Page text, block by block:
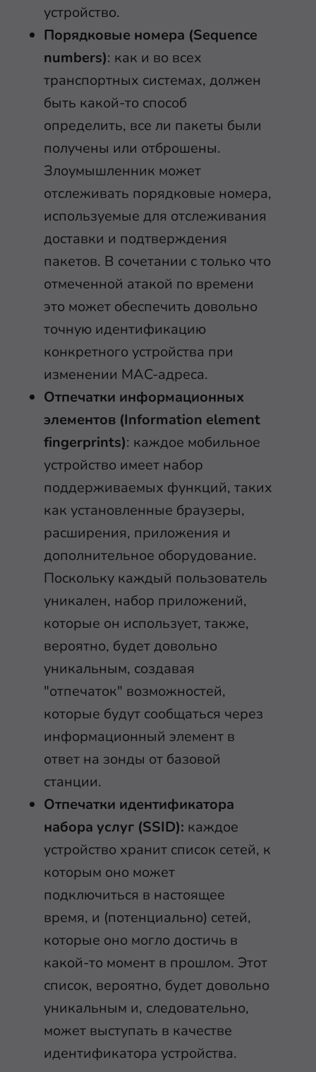
устройство.
Порядковые номера (Sequence
numbers): как и во всех
транспортных системах, должен
быть какой-то способ
определить, все ли пакеты были
получены или отброшены.
Злоумышленник может
отслеживать порядковые номера,
используемые для отслеживания
доставки и подтверждения
пакетов. В сочетании с только что
отмеченной атакой по времени
это может обеспечить довольно
точную идентификацию
конкретного устройства при
изменении MAC-адреса.
Отпечатки информационных
элементов (Information element
fingerprints): каждое мобильное
устройство имеет набор
поддерживаемых функций, таких
как установленные браузеры,
расширения, приложения и
дополнительное оборудование.
Поскольку каждый пользователь
уникален, набор приложений,
которые он использует, также,
вероятно, будет довольно
уникальным, создавая
"отпечаток" возможностей,
которые будут сообщаться через
информационный элемент в
ответ на зонды от базовой
станции.
Отпечатки идентификатора
набора услуг (SSID): каждое
устройство хранит список сетей, к
которым оно может
подключиться в настоящее
время, и (потенциально) сетей,
которые оно могло достичь в
какой-то момент в прошлом. Этот
список, вероятно, будет довольно
уникальным и, следовательно,
может выступать в качестве
идентификатора устройства.